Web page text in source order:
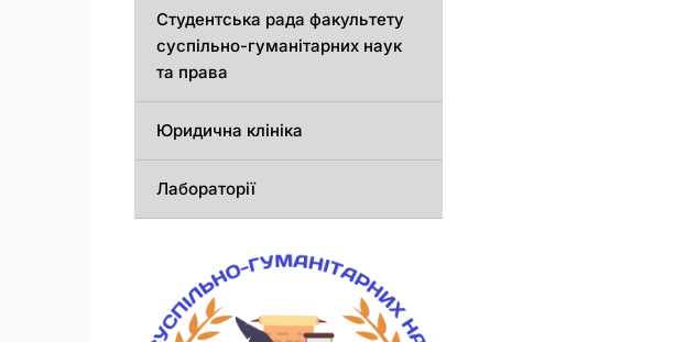
Студентська рада факультету
суспільно-гуманітарних наук
та права
Юридична клініка
Лабораторії